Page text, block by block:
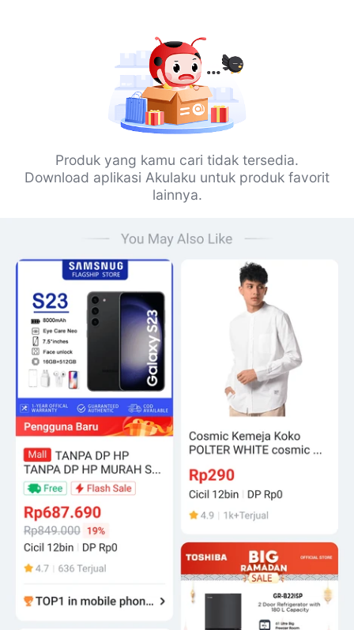
Produk yang kamu cari tidak tersedia.
Download aplikasi Akulaku untuk produk favorit
lainnya.